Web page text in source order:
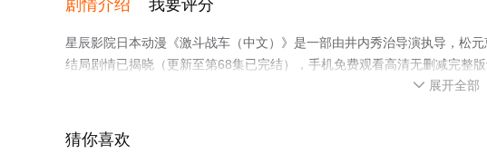
剧情介绍 我要评分
星辰影院日本动漫《激斗战车（中文）》是一部由井内秀治导演执导，松
结局剧情已揭晓（更新至第68集已完结），手机免费观看高清无删减完整
 展开全部
猜你喜欢